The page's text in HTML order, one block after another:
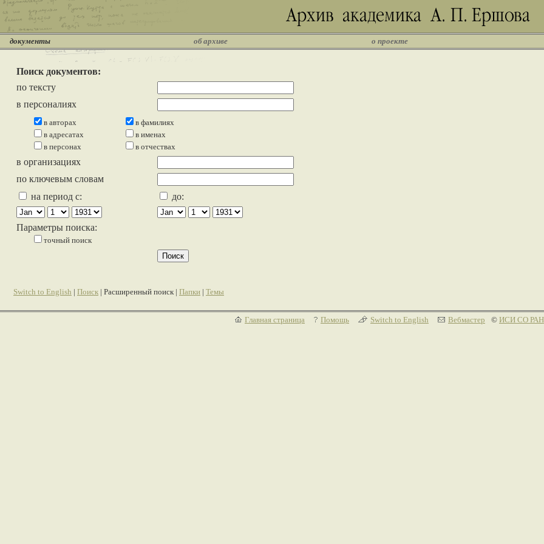
документы об архиве о проекте
Поиск документов:
по тексту
в персоналиях
в авторах
в адресатах
в персонах
в фамилиях
в именах
в отчествах
в организациях
по ключевым словам
на период с:
до:
Параметры поиска:
точный поиск
Switch to English | Поиск | Расширенный поиск | Папки | Темы
Главная страница Помощь Switch to English Вебмастер © ИСИ СО РАН